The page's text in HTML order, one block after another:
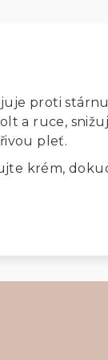
proti
a ruce,
pleť.
krém,